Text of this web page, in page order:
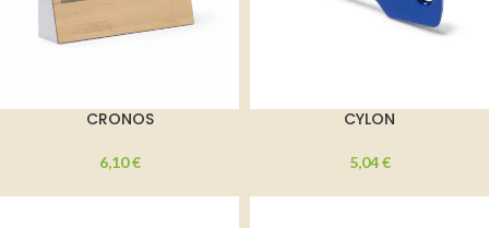
CRONOS
6,10€
CYLON
5,04€